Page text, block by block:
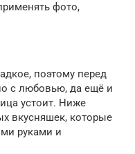
фото,
поэтому перед
с любовью, да ещё и
устоит. Ниже
вкусняшек, которые
руками и